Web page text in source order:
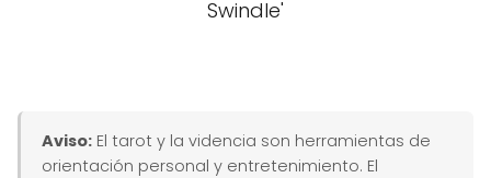
Swindle'
Aviso: El tarot y la videncia son herramientas de
orientación personal y entretenimiento. El